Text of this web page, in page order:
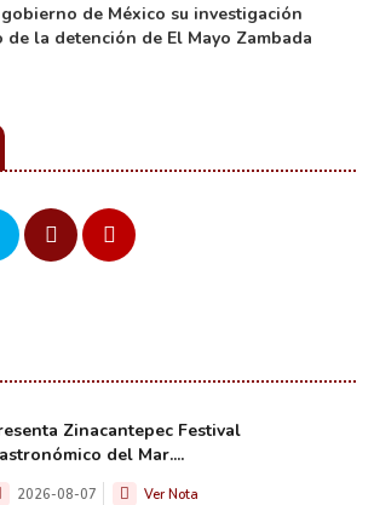
de México su investigación
de la detención de El Mayo Zambada
Zinacantepec Festival
del Mar....
2026-08-07 Ver Nota